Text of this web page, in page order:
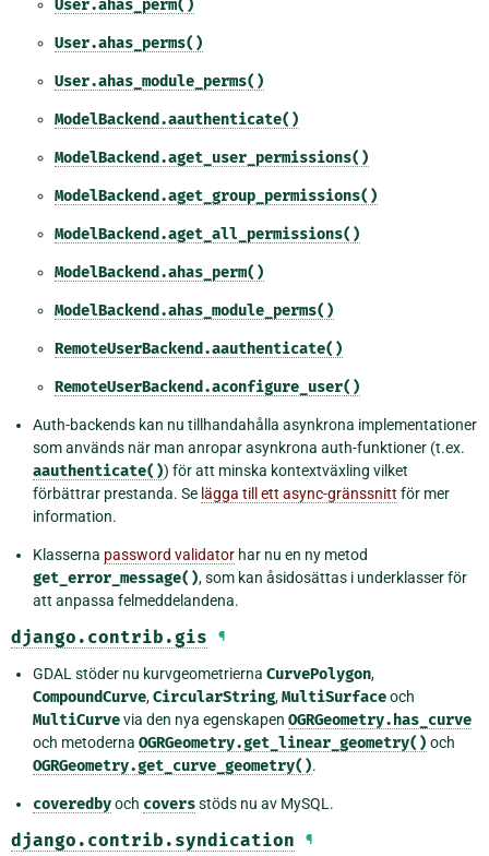
User.ahas_perm()
User.ahas_perms()
User.ahas_module_perms()
ModelBackend.aauthenticate()
ModelBackend.aget_user_permissions()
ModelBackend.aget_group_permissions()
ModelBackend.aget_all_permissions()
ModelBackend.ahas_perm()
ModelBackend.ahas_module_perms()
RemoteUserBackend.aauthenticate()
RemoteUserBackend.aconfigure_user()
Auth-backends kan nu tillhandahålla asynkrona implementationer
som används när man anropar asynkrona auth-funktioner (t.ex.
aauthenticate()) för att minska kontextväxling vilket
förbättrar prestanda. Se lägga till ett async-gränssnitt för mer
information.
Klasserna password validator har nu en ny metod
get_error_message(), som kan åsidosättas i underklasser för
att anpassa felmeddelandena.
django.contrib.gis ¶
GDAL stöder nu kurvgeometrierna CurvePolygon,
CompoundCurve,CircularString,MultiSurfaceoch
MultiCurvevia den nya egenskapen OGRGeometry.has_curve
och metoderna OGRGeometry.get_linear_geometry() och
OGRGeometry.get_curve_geometry().
coveredbyoch coversstöds nu av MySQL.
django.contrib.syndication ¶